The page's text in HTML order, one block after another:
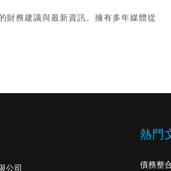
財務建議與最新資訊。擁有多年媒體從
公司
熱門
債務整